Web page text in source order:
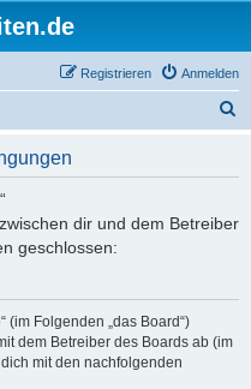
Anmelden
Registrieren
e
dir und dem Betreiber
geschlossen:
(im Folgenden „das Board“)
dem Betreiber des Boards ab (im
mit den nachfolgenden